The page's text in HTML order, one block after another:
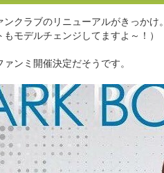
クラブのリニューアルがきっかけ。
もモデルチェンジしてますよ～！）
ンミ開催決定だそうです。